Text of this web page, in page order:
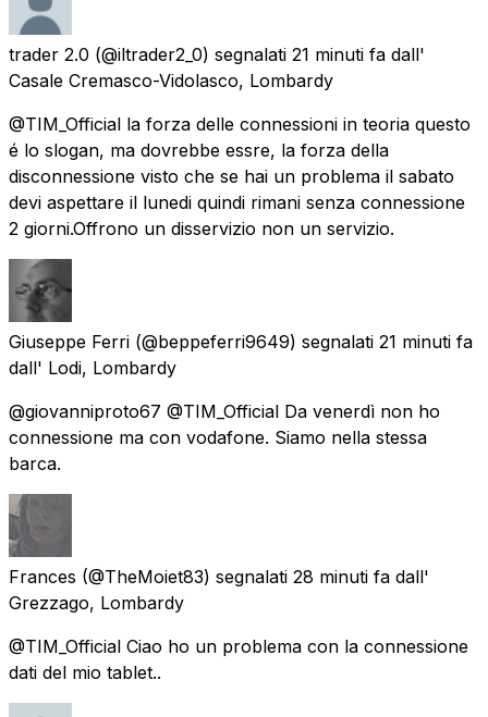
trader 2.0 (@iltrader2_0) segnalati 21 minuti fa dall'
Casale Cremasco-Vidolasco, Lombardy
@TIM_Official la forza delle connessioni in teoria questo
é lo slogan, ma dovrebbe essre, la forza della
disconnessione visto che se hai un problema il sabato
devi aspettare il lunedi quindi rimani senza connessione
2 giorni.Offrono un disservizio non un servizio.
Giuseppe Ferri (@beppeferri9649) segnalati 21 minuti fa
dall' Lodi, Lombardy
@giovanniproto67 @TIM_Official Da venerdì non ho
connessione ma con vodafone. Siamo nella stessa
barca.
Frances (@TheMoiet83) segnalati 28 minuti fa dall'
Grezzago, Lombardy
@TIM_Official Ciao ho un problema con la connessione
dati del mio tablet..